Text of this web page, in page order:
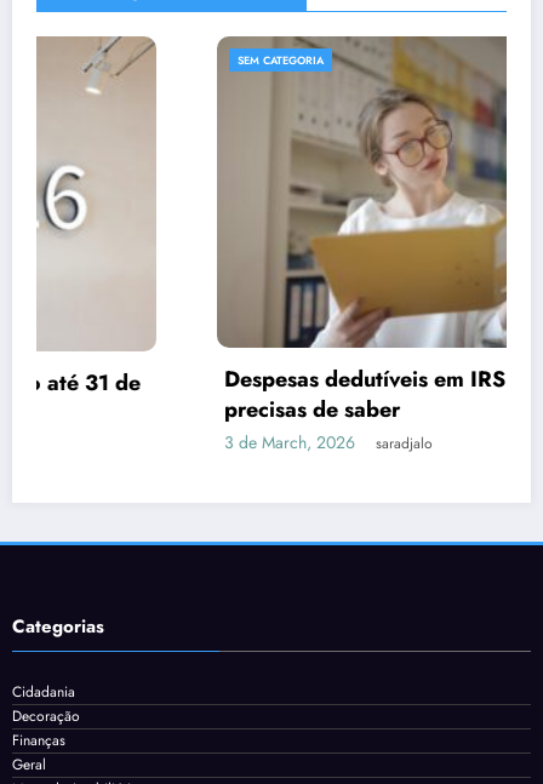
SEM CATEGORIA
Despesas dedutíveis em IRS: tudo o que
saradjalo
Categorias
Cidadania
Decoração
Finanças
Geral